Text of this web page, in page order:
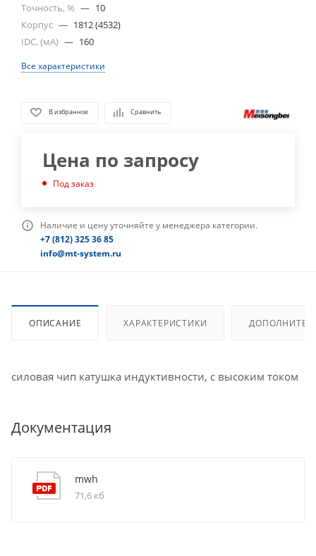
Точность, % — 10
Корпус — 1812 (4532)
IDC, (мА) — 160
Все характеристики
В избранное Сравнить
Цена по запросу
Под заказ
Наличие и цену уточняйте у менеджера категории.
+7 (812) 325 36 85
info@mt-system.ru
ОПИСАНИЕ ХАРАКТЕРИСТИКИ
силовая чип катушка индуктивности, с высоким током
Документация
mwh
71,6 кб